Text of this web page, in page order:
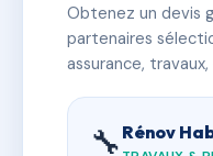
Obtenez un devis
partenaires
assurance,
🔧 Rénov